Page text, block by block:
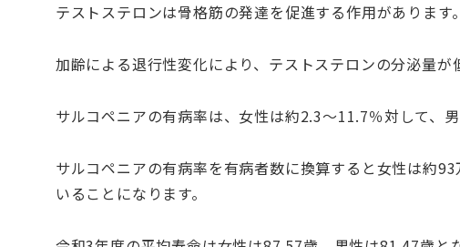
テストステロンは骨格筋の発達を促進する作用があります。
加齢による退行性変化により、テストステロンの分泌量が
サルコペニアの有病率は、女性は約2.3〜11.7％対して、
サルコペニアの有病率を有病者数に換算すると女性は約
いることになります。